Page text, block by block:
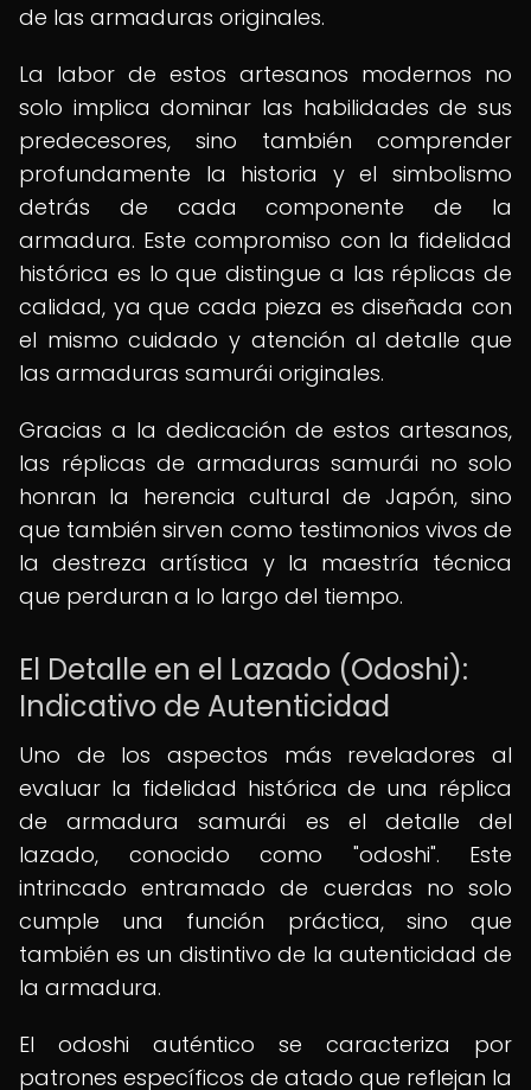
de las armaduras originales.
La labor de estos artesanos modernos no
solo implica dominar las habilidades de sus
predecesores, sino también comprender
profundamente la historia y el simbolismo
detrás de cada componente de la
armadura. Este compromiso con la fidelidad
histórica es lo que distingue a las réplicas de
calidad, ya que cada pieza es diseñada con
el mismo cuidado y atención al detalle que
las armaduras samurái originales.
Gracias a la dedicación de estos artesanos,
las réplicas de armaduras samurái no solo
honran la herencia cultural de Japón, sino
que también sirven como testimonios vivos de
la destreza artística y la maestría técnica
que perduran a lo largo del tiempo.
El Detalle en el Lazado (Odoshi):
Indicativo de Autenticidad
Uno de los aspectos más reveladores al
evaluar la fidelidad histórica de una réplica
de armadura samurái es el detalle del
lazado, conocido como "odoshi". Este
intrincado entramado de cuerdas no solo
cumple una función práctica, sino que
también es un distintivo de la autenticidad de
la armadura.
El odoshi auténtico se caracteriza por
patrones específicos de atado que reflejan la